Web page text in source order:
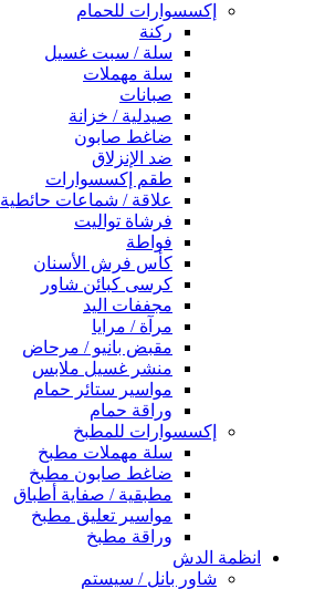
إكسسوارات للحمام
ركنة
سلة / سبت غسيل
سلة مهملات
صبانات
صيدلية / خزانة
ضاغط صابون
ضد الإنزلاق
طقم إكسسوارات
علاقة / شماعات حائطية
فرشاة تواليت
فواطة
كأس فرش الأسنان
كرسى كبائن شاور
مجففات اليد
مرآة / مرايا
مقبض بانيو / مرحاض
منشر غسيل ملابس
مواسير ستائر حمام
وراقة حمام
إكسسوارات للمطبخ
سلة مهملات مطبخ
ضاغط صابون مطبخ
مطبقية / صفاية أطباق
مواسير تعليق مطبخ
وراقة مطبخ
انظمة الدش
شاور بانل / سيستم